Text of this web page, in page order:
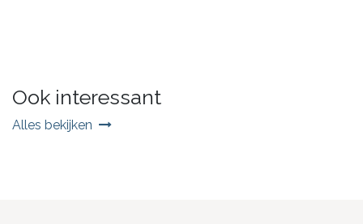
Ook interessant
Alles bekijken